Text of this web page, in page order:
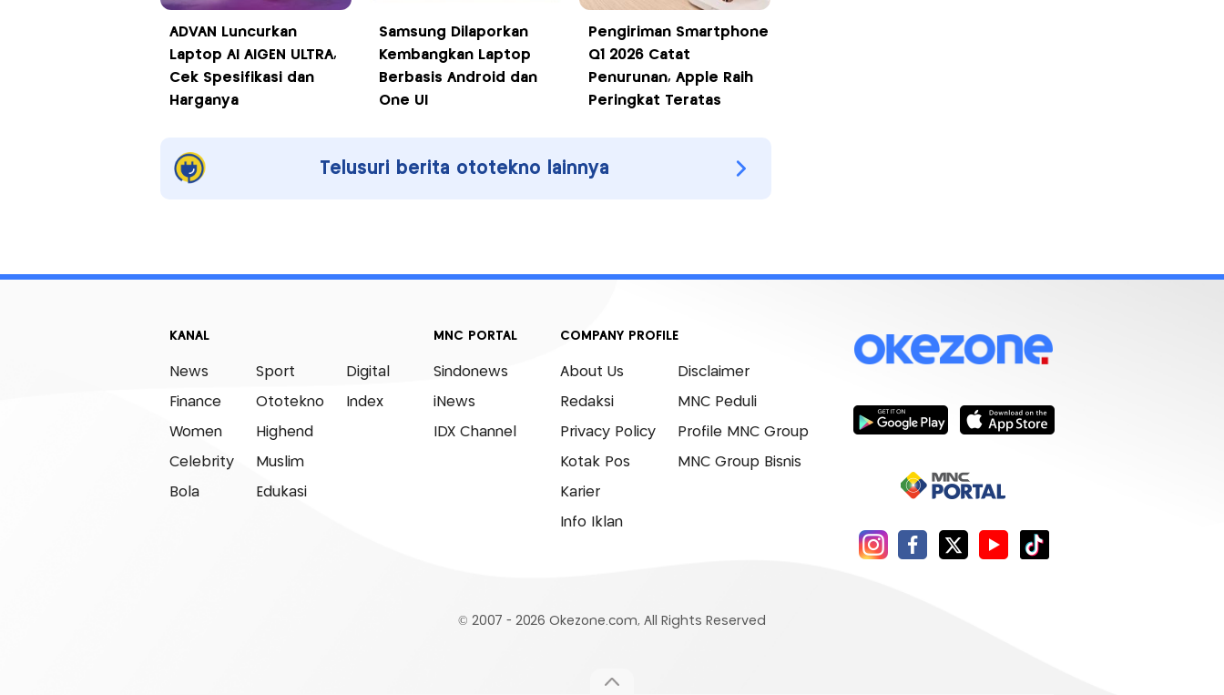
ADVAN Luncurkan
Laptop AI AIGEN ULTRA,
Cek Spesifikasi dan
Harganya
Samsung Dilaporkan
Kembangkan Laptop
Berbasis Android dan
One UI
Pengiriman Smartphone
Q1 2026 Catat
Penurunan, Apple Raih
Peringkat Teratas
Telusuri berita ototekno lainnya